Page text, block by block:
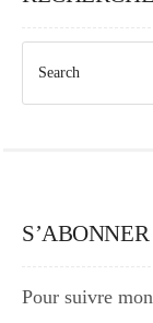
S’ABONNER
Pour suivre